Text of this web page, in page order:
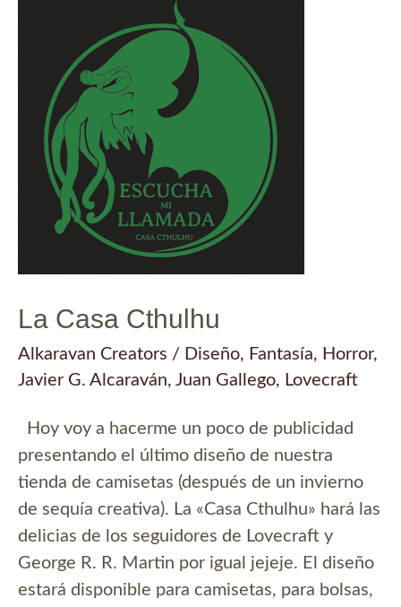
redbubble
La Casa Cthulhu
Alkaravan Creators / Diseño, Fantasía, Horror,
Javier G. Alcaraván, Juan Gallego, Lovecraft
Hoy voy a hacerme un poco de publicidad
presentando el último diseño de nuestra
tienda de camisetas (después de un invierno
de sequía creativa). La «Casa Cthulhu» hará las
delicias de los seguidores de Lovecraft y
George R. R. Martin por igual jejeje. El diseño
estará disponible para camisetas, para bolsas,